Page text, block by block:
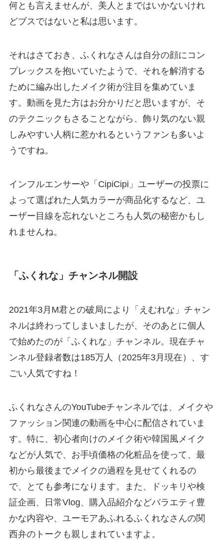
何とも言えませんが、美人とまではいかないけれ
どブスではないと私は思います。
それはさておき、ふくれなさんは自分の顔にコン
プレックスを抱いていたようで、それを解消する
ために編み出したメイク術が注目を集めていま
す。動画を見た方はお分かりだと思いますが、そ
のテクニックもさることながら、飾り気のない親
しみやすい人柄に惹かれるというファンも多いよ
うですね。
インフルエンサーや「CipiCipi」ユーザーの投票に
よって選ばれた人気カラーが商品化するなど、ユ
ーザー目線を忘れないところも人気の秘密かもし
れませんね。
「ふくれな」チャンネル開設
2021年3月M君との破局により「えむれな」チャン
ネルは終わってしまいましたが、そのあとに個人
で始めたのが「ふくれな」チャンネル。現在チャ
ンネル登録者数は185万人（2025年3月現在）、す
ごい人気ですね！
ふくれなさんのYouTubeチャンネルでは、メイクや
ファッション関連の動画を中心に配信されていま
す。特に、初心者向けのメイク術や韓国風メイク
などが人気で、お手頃価格の化粧品を使って、最
初から最後までメイクの過程を見せてくれるの
で、とても参考になります。また、ドッキリや検
証企画、日常Vlog、購入品紹介などバラエティ豊
かな内容や、ユーモアあふれるふくれなさんの関
西弁のトークも親しまれていますよ。